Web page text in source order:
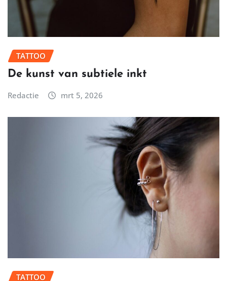
TATTOO
De kunst van subtiele inkt
Redactie mrt 5, 2026
TATTOO